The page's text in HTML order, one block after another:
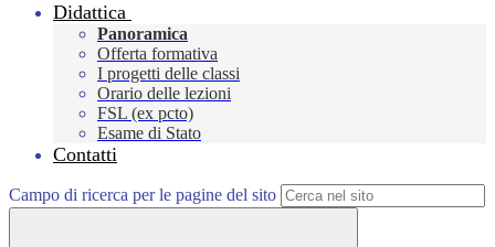
Didattica
Panoramica
Offerta formativa
I progetti delle classi
Orario delle lezioni
FSL (ex pcto)
Esame di Stato
Contatti
Campo di ricerca per le pagine del sito